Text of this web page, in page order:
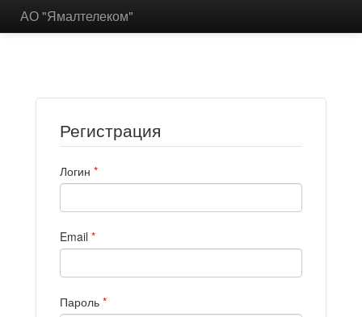
АО "Ямалтелеком"
Регистрация
Логин *
Email *
Пароль *